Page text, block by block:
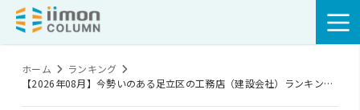
ホーム
ランキング
【2026年08月】今勢いのある足立区の工務店（建設会社）ランキング